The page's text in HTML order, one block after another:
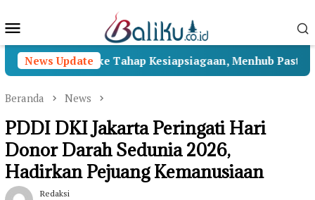
ke
Mobile
News Update
Beralih ke Tahap Kesiapsiagaan, Menhub Pastikan
Beranda News
PDDI DKI Jakarta Peringati Hari
Donor Darah Sedunia 2026,
Hadirkan Pejuang Kemanusiaan
Redaksi